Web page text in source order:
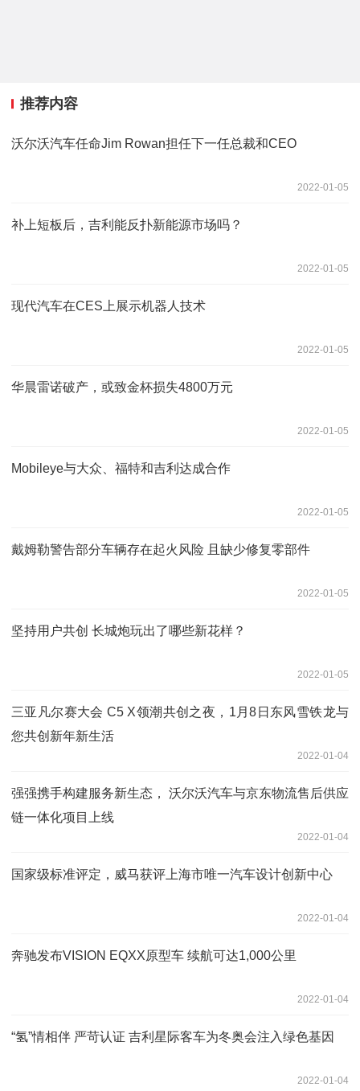
推荐内容
沃尔沃汽车任命Jim Rowan担任下一任总裁和CEO
2022-01-05
补上短板后，吉利能反扑新能源市场吗？
2022-01-05
现代汽车在CES上展示机器人技术
2022-01-05
华晨雷诺破产，或致金杯损失4800万元
2022-01-05
Mobileye与大众、福特和吉利达成合作
2022-01-05
戴姆勒警告部分车辆存在起火风险 且缺少修复零部件
2022-01-05
坚持用户共创 长城炮玩出了哪些新花样？
2022-01-05
三亚凡尔赛大会 C5 X领潮共创之夜，1月8日东风雪铁龙与
您共创新年新生活
2022-01-04
强强携手构建服务新生态， 沃尔沃汽车与京东物流售后供应
链一体化项目上线
2022-01-04
国家级标准评定，威马获评上海市唯一汽车设计创新中心
2022-01-04
奔驰发布VISION EQXX原型车 续航可达1,000公里
2022-01-04
“氢”情相伴 严苛认证 吉利星际客车为冬奥会注入绿色基因
2022-01-04